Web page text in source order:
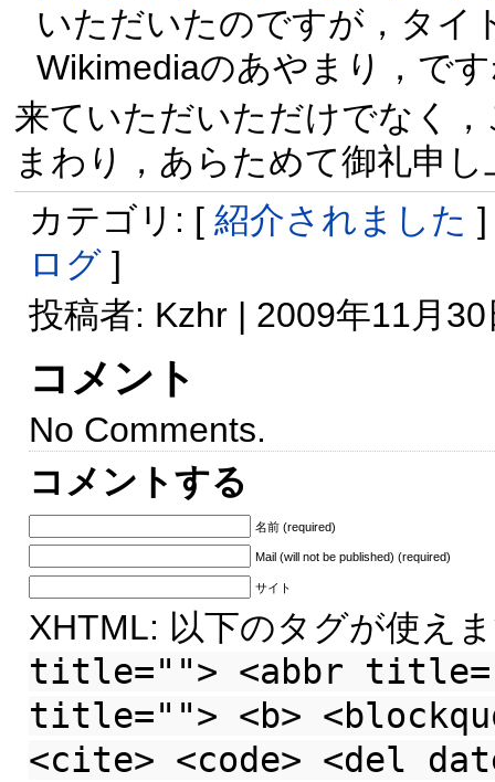
いただいたのですが，タイ
Wikimediaのあやまり，で
来ていただいただけでなく
まわり，あらためて御礼申
カテゴリ: [ 紹介されました
ログ ]
投稿者: Kzhr | 2009年11月
コメント
No Comments.
コメントする
名前 (required)
Mail (will not be published) (required)
サイト
XHTML: 以下のタグが使え
title=""> <abbr
title=""> <b>
<cite> <code> <del